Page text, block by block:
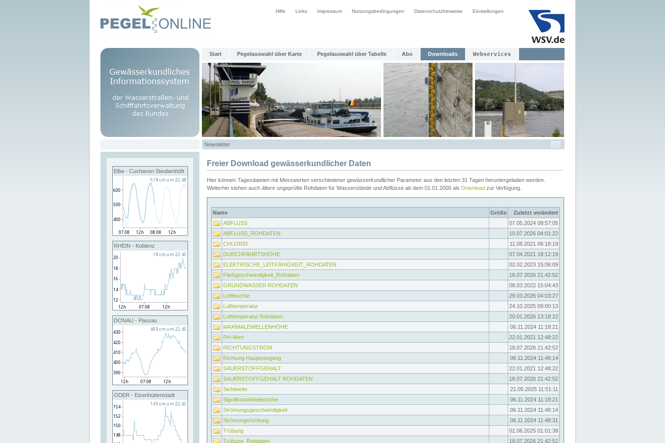
Hilfe Links Impressum Nutzungsbedingungen Datenschutzhinweise Einstellungen
Start Pegelauswahl über Karte Pegelauswahl über Tabelle Abo Downloads Webservices
Newsletter
Elbe - Cuxhaven Steubenhöft
RHEIN - Koblenz
DONAU - Passau
ODER - Eisenhüttenstadt
Freier Download gewässerkundlicher Daten
Hier können Tagesdateien mit Messwerten verschiedener gewässerkundlicher Parameter aus den letzten 31 Tagen heruntergeladen werden.
Weiterhin stehen auch ältere ungeprüfte Rohdaten für Wasserstände und Abflüsse ab dem 01.01.2000 als Download zur Verfügung.
Name Größe
Zuletzt verändert
ABFLUSS
07.05.2024 08:57:05
ABFLUSS_ROHDATEN
10.07.2026 04:01:22
CHLORID
11.08.2021 06:18:19
DURCHFAHRTSHÖHE
07.04.2021 18:12:19
ELEKTRISCHE_LEITFÄHIGKEIT_ROHDATEN
02.02.2023 15:06:09
Fließgeschwindigkeit_Rohdaten
18.07.2026 21:42:52
GRUNDWASSER ROHDATEN
08.03.2022 15:04:43
Luftfeuchte
29.03.2026 04:03:27
Lufttemperatur
24.10.2025 09:00:13
Lufttemperatur Rohdaten
20.01.2026 13:18:22
MAXIMALEWELLENHÖHE
06.11.2024 11:18:21
PH-Wert
22.01.2021 12:48:22
RICHTUNGSTROM
18.07.2026 21:42:52
Richtung Hauptseegang
06.11.2024 11:48:14
SAUERSTOFFGEHALT
22.01.2021 12:48:22
SAUERSTOFFGEHALT ROHDATEN
18.07.2026 21:42:52
Sichtweite
21.05.2025 11:51:11
SignifikanteWellenhöhe
06.11.2024 11:18:21
Strömungsgeschwindigkeit
06.11.2024 11:48:14
Strömungsrichtung
06.11.2024 11:48:31
Trübung
02.06.2025 01:01:38
Trübung_Rohdaten
18.07.2026 21:42:52